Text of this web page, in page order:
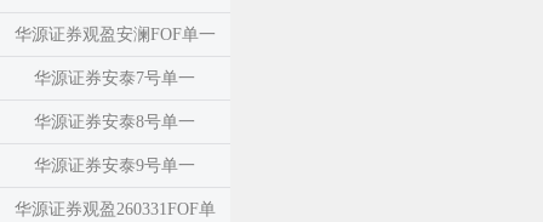
华源证券观盈安澜FOF单一
华源证券安泰7号单一
华源证券安泰8号单一
华源证券安泰9号单一
华源证券观盈260331FOF单